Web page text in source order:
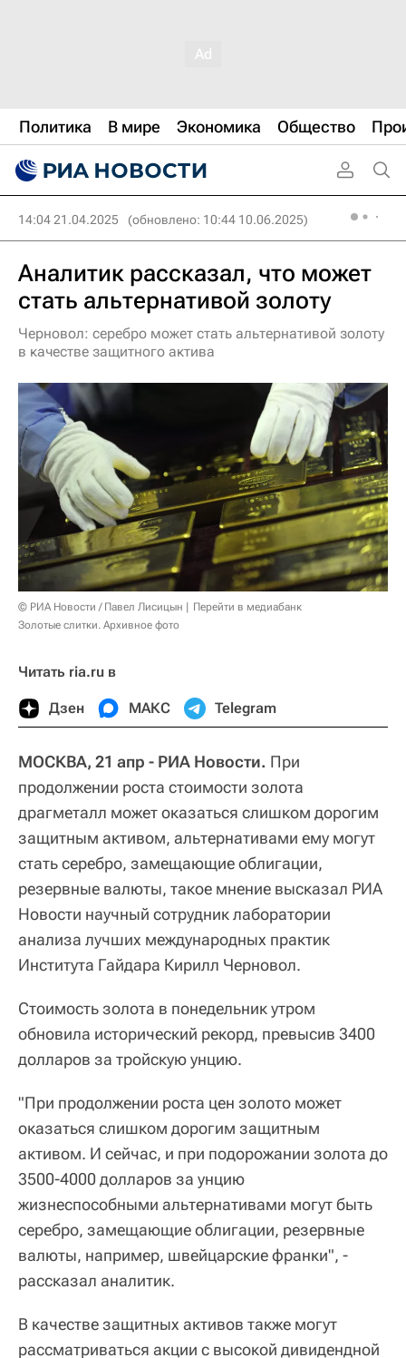
Политика В мире Экономика Общество
14:04 21.04.2025 (обновлено: 10:44 10.06.2025)
Аналитик рассказал, что может
стать альтернативой золоту
Черновол: серебро может стать альтернативой золоту
в качестве защитного актива
© РИА Новости / Павел Лисицын
Перейти в медиабанк
Золотые слитки. Архивное фото
Читать ria.ru в
Дзен МАКС Telegram
МОСКВА, 21 апр - РИА Новости. При
продолжении роста стоимости золота
драгметалл может оказаться слишком дорогим
защитным активом, альтернативами ему могут
стать серебро, замещающие облигации,
резервные валюты, такое мнение высказал РИА
Новости научный сотрудник лаборатории
анализа лучших международных практик
Института Гайдара Кирилл Черновол.
Стоимость золота в понедельник утром
обновила исторический рекорд, превысив 3400
долларов за тройскую унцию.
"При продолжении роста цен золото может
оказаться слишком дорогим защитным
активом. И сейчас, и при подорожании золота до
3500-4000 долларов за унцию
жизнеспособными альтернативами могут быть
серебро, замещающие облигации, резервные
валюты, например, швейцарские франки", -
рассказал аналитик.
В качестве защитных активов также могут
рассматриваться акции с высокой дивидендной